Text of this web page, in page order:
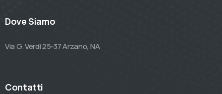
Dove Siamo
Via G. Verdi 25-37 Arzano, NA
Contatti